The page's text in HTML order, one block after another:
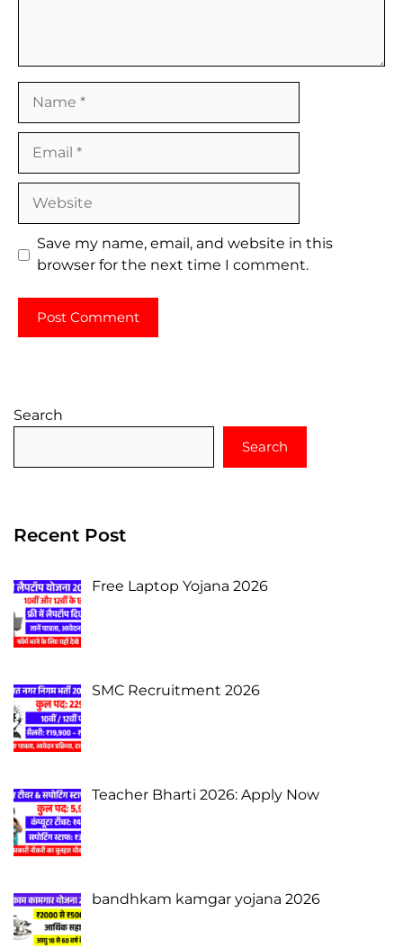
Save my name, email, and website in this
browser for the next time I comment.
Search
Search
Recent Post
Free Laptop Yojana 2026
SMC Recruitment 2026
Teacher Bharti 2026: Apply Now
bandhkam kamgar yojana 2026